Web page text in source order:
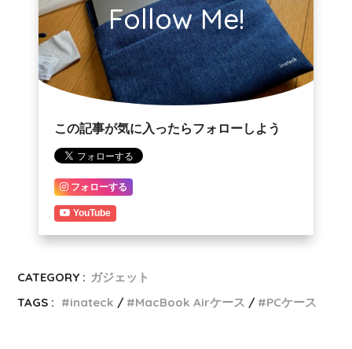
Follow Me!
この記事が気に入ったらフォローしよう
フォローする
YouTube
CATEGORY : ガジェット
TAGS :
inateck MacBook Airケース PCケース